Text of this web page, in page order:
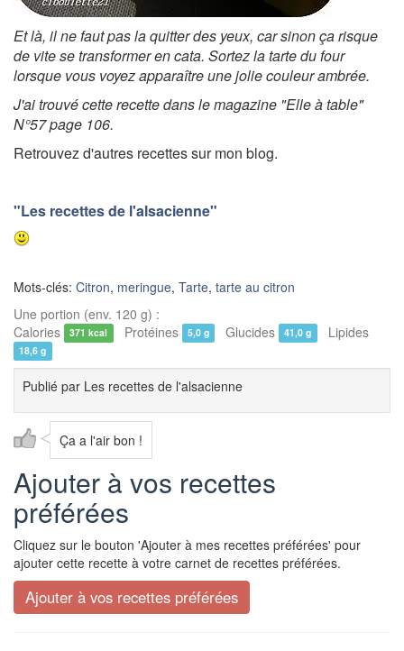
Et là, il ne faut pas la quitter des yeux, car sinon ça risque
de vite se transformer en cata. Sortez la tarte du four
lorsque vous voyez apparaître une jolie couleur ambrée.
J'ai trouvé cette recette dans le magazine "Elle à table"
N°57 page 106.
Retrouvez d'autres recettes sur mon blog.
"Les recettes de l'alsacienne"
Mots-clés: Citron, meringue, Tarte, tarte au citron
Une portion (env. 120 g) :
Calories
371 kcal Protéines 5,0 g Glucides 41,0 g Lipides
18,6 g
Publié par Les recettes de l'alsacienne
Ça a l'air bon !
Ajouter à vos recettes
préférées
Cliquez sur le bouton 'Ajouter à mes recettes préférées' pour
ajouter cette recette à votre carnet de recettes préférées.